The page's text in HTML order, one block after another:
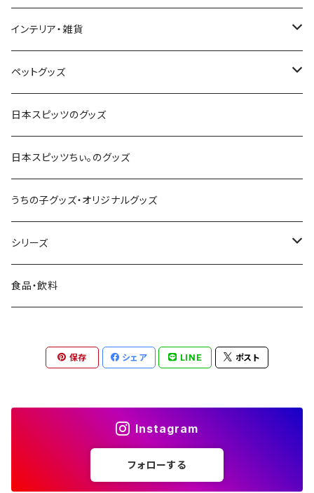
Ｔシャツ
パーカー
アクセサリー
キャップ・ハット・帽子
インテリア・雑貨
スマートフォン・携帯電話
スマホリング
キッチン・ダイニング用品
コースター
キーホルダー
ステッカー
ファブリックパネル
置物
ペットグッズ
首輪・ハーネス・リード
犬服・ウェア
お散歩・お出かけアイテム
おもちゃ・しつけ用品・訓練グッズ
日本スピッツのグッズ
日本スピッツちぃ。のグッズ
うちの子グッズ・オリジナルグッズ
シリーズ
日本スピッツのシルエット
花と犬（お花スピッツ）
和柄スピッツ
食品・飲料
保存 シェア LINE ポスト
Instagram
フォローする